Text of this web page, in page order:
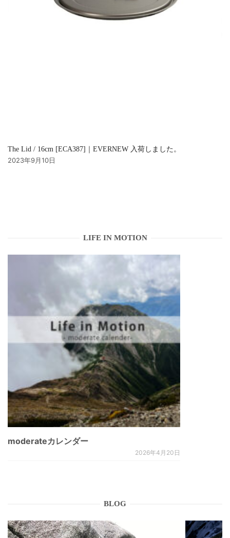
The Lid / 16cm [ECA387]｜EVERNEW 入荷しました。
2023年9月10日
LIFE IN MOTION
moderateカレンダー
2026年4月20日
BLOG